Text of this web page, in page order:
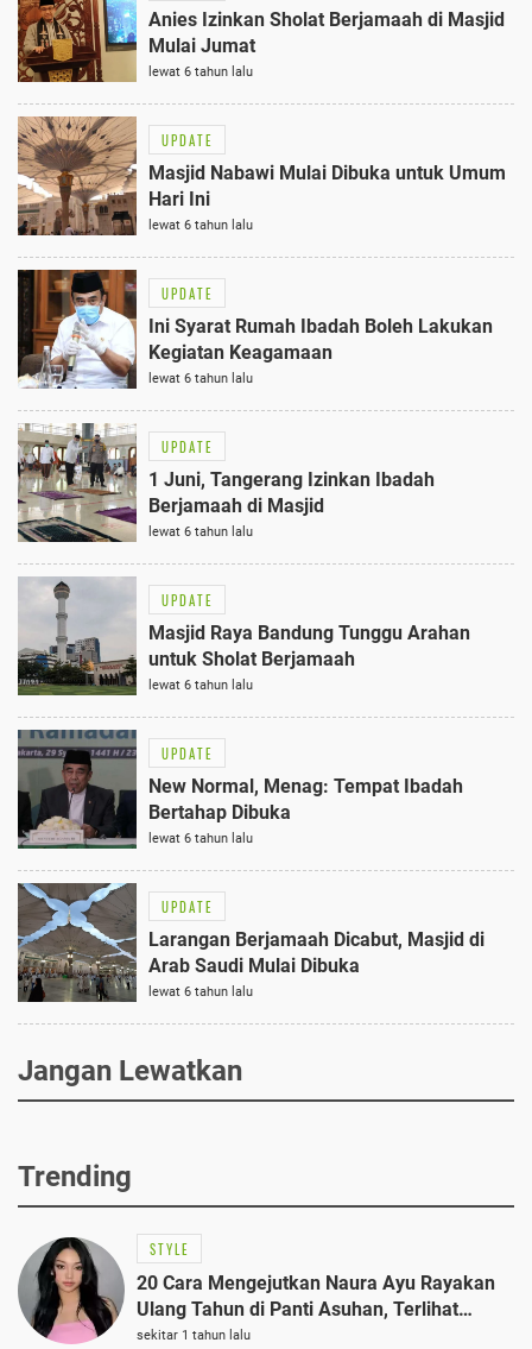
Anies Izinkan Sholat Berjamaah di Masjid
Mulai Jumat
lewat 6 tahun lalu
UPDATE
Masjid Nabawi Mulai Dibuka untuk Umum
Hari Ini
lewat 6 tahun lalu
UPDATE
Ini Syarat Rumah Ibadah Boleh Lakukan
Kegiatan Keagamaan
lewat 6 tahun lalu
UPDATE
1 Juni, Tangerang Izinkan Ibadah
Berjamaah di Masjid
lewat 6 tahun lalu
UPDATE
Masjid Raya Bandung Tunggu Arahan
untuk Sholat Berjamaah
lewat 6 tahun lalu
UPDATE
New Normal, Menag: Tempat Ibadah
Bertahap Dibuka
lewat 6 tahun lalu
UPDATE
Larangan Berjamaah Dicabut, Masjid di
Arab Saudi Mulai Dibuka
lewat 6 tahun lalu
Jangan Lewatkan
Trending
STYLE
20 Cara Mengejutkan Naura Ayu Rayakan
Ulang Tahun di Panti Asuhan, Terlihat
Anggun dengan Kaftan Cokelat
sekitar 1 tahun lalu